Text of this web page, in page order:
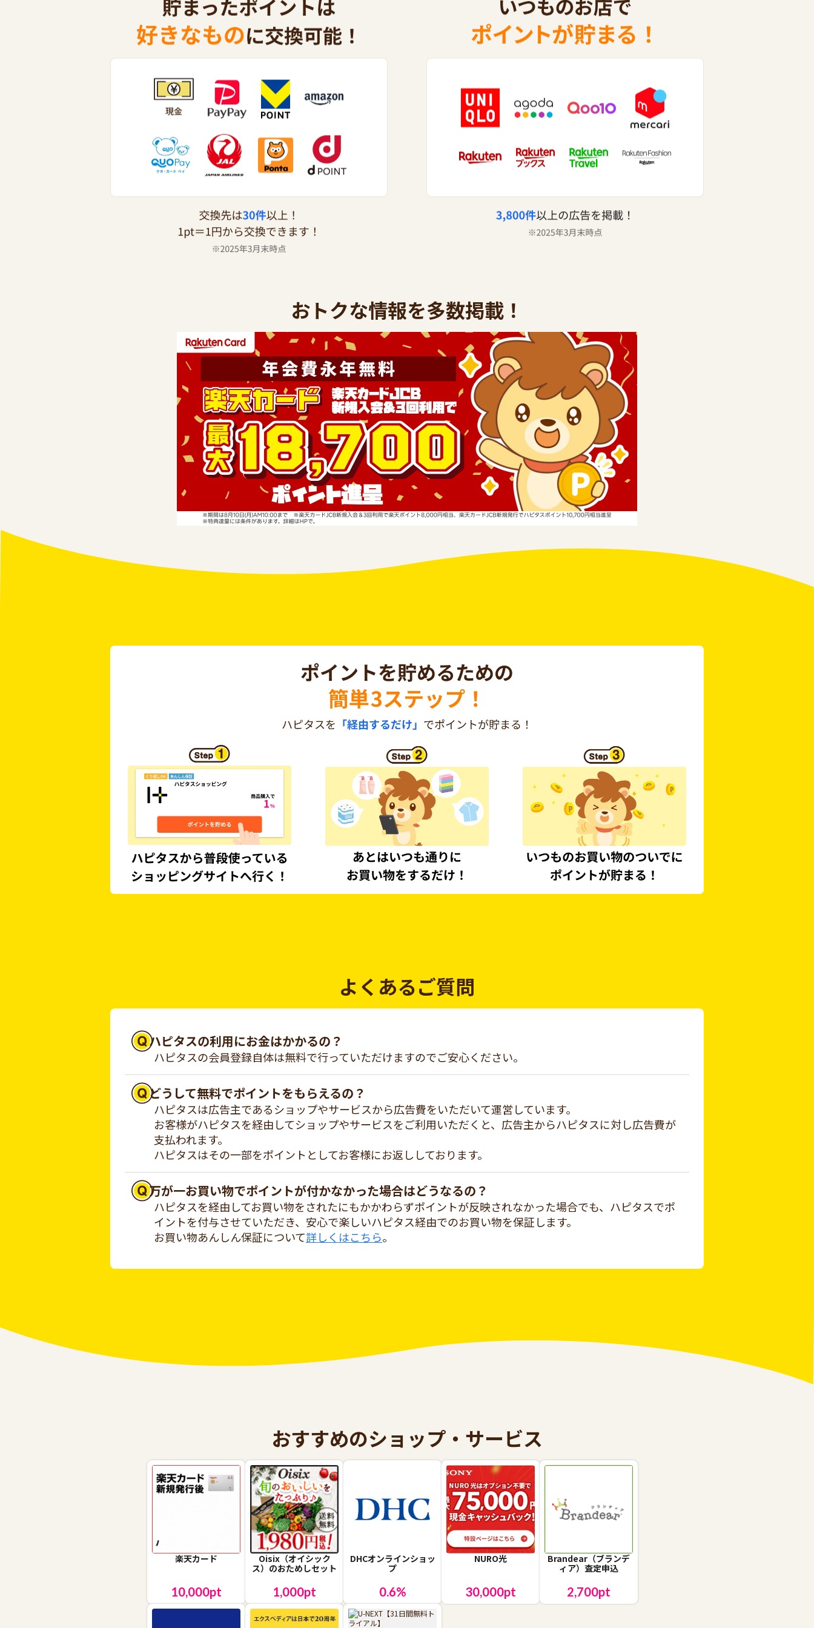
おトクな情報を多数掲載！
よくあるご質問
ハピタスの利用にお金はかかるの？
ハピタスの会員登録自体は無料で行っていただけますのでご安心ください。
どうして無料でポイントをもらえるの？
ハピタスは広告主であるショップやサービスから広告費をいただいて運営しています。
お客様がハピタスを経由してショップやサービスをご利用いただくと、広告主からハピタスに対し広告費が
支払われます。
ハピタスはその一部をポイントとしてお客様にお返ししております。
万が一お買い物でポイントが付かなかった場合はどうなるの？
ハピタスを経由してお買い物をされたにもかかわらずポイントが反映されなかった場合でも、ハピタスでポ
イントを付与させていただき、安心で楽しいハピタス経由でのお買い物を保証します。
お買い物あんしん保証について詳しくはこちら。
おすすめのショップ・サービス
楽天カード
10,000pt
Oisix（オイシック
ス）のおためしセット
1,000pt
DHCオンラインショッ
プ
0.6%
NURO光
30,000pt
Brandear（ブランデ
ィア）査定申込
2,700pt